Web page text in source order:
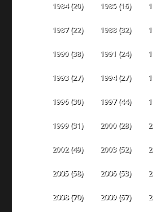
1984(20) 1985(16)
1987(22) 1988(32)
1990(38) 1991 (24)
1993(27) 1994(27)
1996(30) 1997(44)
1999(31) 2000(28)
2002(49) 2003(52)
2005(58) 2006(53)
2008(70) 2009(67)